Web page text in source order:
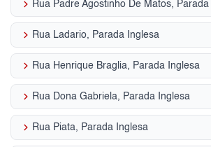
keyboard_arrow_right Rua Padre Agostinho De Matos, Parada
keyboard_arrow_right Rua Ladario, Parada Inglesa
keyboard_arrow_right Rua Henrique Braglia, Parada Inglesa
keyboard_arrow_right Rua Dona Gabriela, Parada Inglesa
keyboard_arrow_right Rua Piata, Parada Inglesa